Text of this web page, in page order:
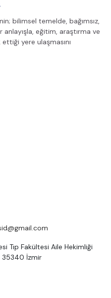
bilimsel temelde, bağımsız,
eğitim, araştırma ve
yere ulaşmasını
Tıp Fakültesi Aile Hekimliği
35340 İzmir